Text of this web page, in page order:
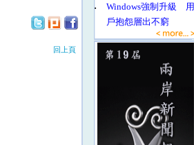
回上頁
‧
Windows強制升級 用
戶抱怨層出不窮